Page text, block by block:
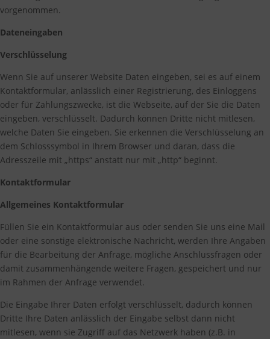
vorgenommen.
Dateneingaben
Verschlüsselung
Wenn Sie auf unserer Website Daten eingeben, sei es auf einem
Kontaktformular, anlässlich einer Registrierung, des Einloggens
oder für Zahlungszwecke, ist die Webseite, auf der Sie die Daten
eingeben, verschlüsselt. Dadurch können Dritte nicht mitlesen,
welche Daten Sie eingeben. Sie erkennen die Verschlüsselung an
dem Schlosssymbol in Ihrem Browser und daran, dass die
Adresszeile mit „https“ anstatt nur mit „http“ beginnt.
Kontaktformular
Allgemeines Kontaktformular
Füllen Sie ein Kontaktformular aus oder senden Sie uns eine Mail
oder eine sonstige elektronische Nachricht, werden Ihre Angaben
für die Bearbeitung der Anfrage, mögliche Anschlussfragen oder
damit zusammenhängende weitere Fragen, gespeichert und nur
im Rahmen der Anfrage verwendet.
Die Eingabe Ihrer Daten erfolgt verschlüsselt, dadurch können
Dritte Ihre Daten anlässlich der Eingabe selbst dann nicht
mitlesen, wenn sie Zugriff auf das Netzwerk haben (z.B. in